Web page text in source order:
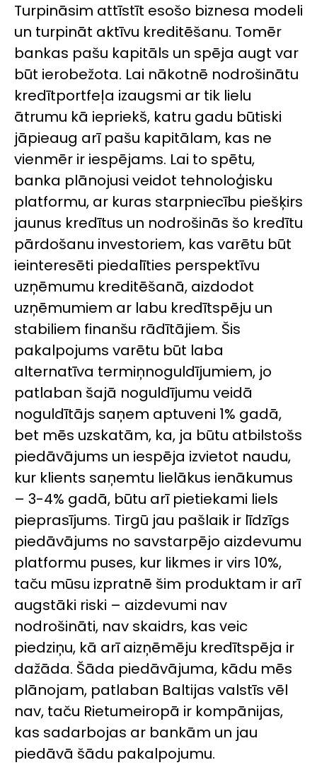
Turpināsim attīstīt esošo biznesa modeli
un turpināt aktīvu kreditēšanu. Tomēr
bankas pašu kapitāls un spēja augt var
būt ierobežota. Lai nākotnē nodrošinātu
kredītportfeļa izaugsmi ar tik lielu
ātrumu kā iepriekš, katru gadu būtiski
jāpieaug arī pašu kapitālam, kas ne
vienmēr ir iespējams. Lai to spētu,
banka plānojusi veidot tehnoloģisku
platformu, ar kuras starpniecību piešķirs
jaunus kredītus un nodrošinās šo kredītu
pārdošanu investoriem, kas varētu būt
ieinteresēti piedalīties perspektīvu
uzņēmumu kreditēšanā, aizdodot
uzņēmumiem ar labu kredītspēju un
stabiliem finanšu rādītājiem. Šis
pakalpojums varētu būt laba
alternatīva termiņnoguldījumiem, jo
patlaban šajā noguldījumu veidā
noguldītājs saņem aptuveni 1% gadā,
bet mēs uzskatām, ka, ja būtu atbilstošs
piedāvājums un iespēja izvietot naudu,
kur klients saņemtu lielākus ienākumus
– 3-4% gadā, būtu arī pietiekami liels
pieprasījums. Tirgū jau pašlaik ir līdzīgs
piedāvājums no savstarpējo aizdevumu
platformu puses, kur likmes ir virs 10%,
taču mūsu izpratnē šim produktam ir arī
augstāki riski – aizdevumi nav
nodrošināti, nav skaidrs, kas veic
piedziņu, kā arī aizņēmēju kredītspēja ir
dažāda. Šāda piedāvājuma, kādu mēs
plānojam, patlaban Baltijas valstīs vēl
nav, taču Rietumeiropā ir kompānijas,
kas sadarbojas ar bankām un jau
piedāvā šādu pakalpojumu.